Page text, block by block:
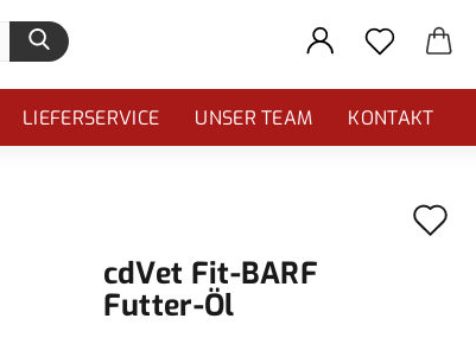
Suche...
LIEFERSERVICE UNSER TEAM KONTAKT
cdVet Fit-BARF
Futter-Öl